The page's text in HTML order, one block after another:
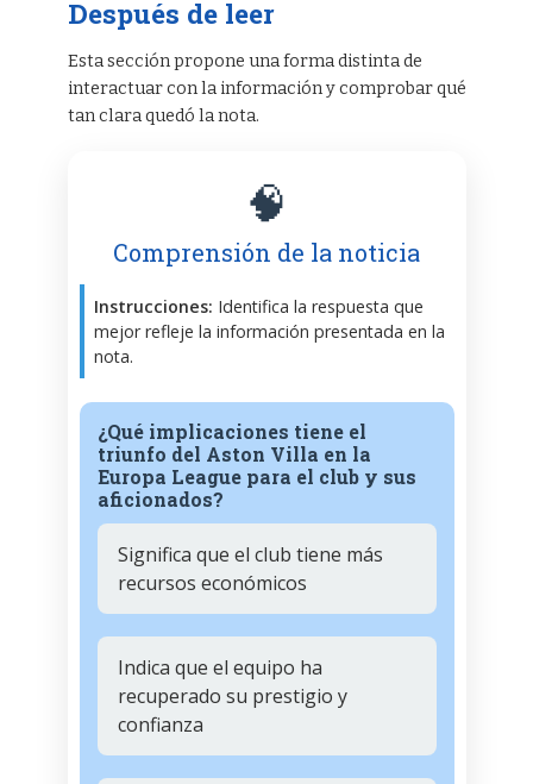
Después de leer
Esta sección propone una forma distinta de
interactuar con la información y comprobar qué
tan clara quedó la nota.
🧠
Comprensión de la noticia
Instrucciones: Identifica la respuesta que
mejor refleje la información presentada en la
nota.
¿Qué implicaciones tiene el
triunfo del Aston Villa en la
Europa League para el club y sus
aficionados?
Significa que el club tiene más
recursos económicos
Indica que el equipo ha
recuperado su prestigio y
confianza